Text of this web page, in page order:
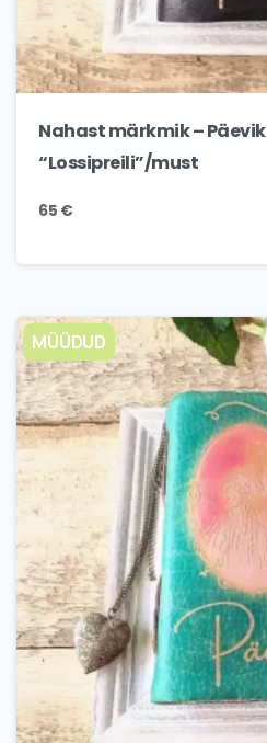
Nahast märkmik – Päevik
“Lossipreili”/must
65 €
MÜÜDUD